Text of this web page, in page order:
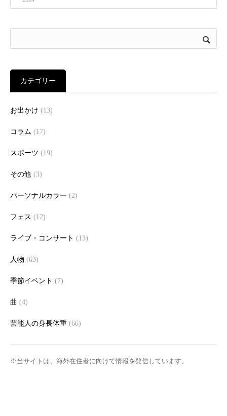
カテゴリー
お出かけ (13)
コラム (17)
スポーツ (19)
その他 (3)
パーソナルカラー (2)
フェス (12)
ライブ・コンサート (13)
人物 (63)
季節イベント (7)
曲 (4)
芸能人の身長体重 (66)
※当サイトは、海外在住者に向けて情報を発信しています。